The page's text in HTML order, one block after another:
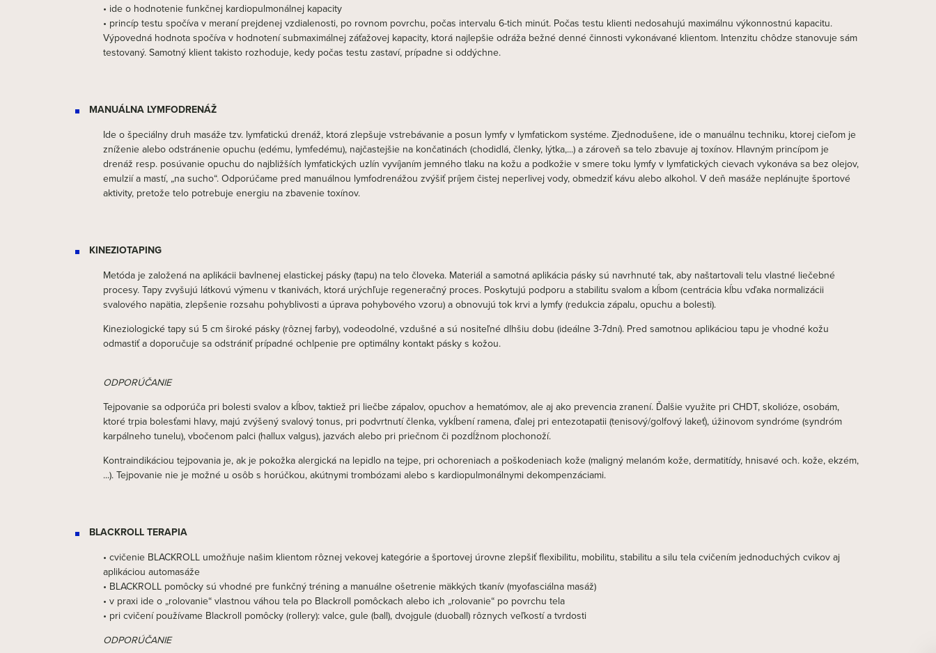
• ide o hodnotenie funkčnej kardiopulmonálnej kapacity
• princíp testu spočíva v meraní prejdenej vzdialenosti, po rovnom povrchu, počas intervalu 6-tich minút. Počas testu klienti nedosahujú maximálnu výkonnostnú kapacitu.
Výpovedná hodnota spočíva v hodnotení submaximálnej záťažovej kapacity, ktorá najlepšie odráža bežné denné činnosti vykonávané klientom. Intenzitu chôdze stanovuje sám
testovaný. Samotný klient takisto rozhoduje, kedy počas testu zastaví, prípadne si oddýchne.
MANUÁLNA LYMFODRENÁŽ
Ide o špeciálny druh masáže tzv. lymfatickú drenáž, ktorá zlepšuje vstrebávanie a posun lymfy v lymfatickom systéme. Zjednodušene, ide o manuálnu techniku, ktorej cieľom je
zníženie alebo odstránenie opuchu (edému, lymfedému), najčastejšie na končatinách (chodidlá, členky, lýtka,...) a zároveň sa telo zbavuje aj toxínov. Hlavným princípom je
drenáž resp. posúvanie opuchu do najbližších lymfatických uzlín vyvíjaním jemného tlaku na kožu a podkožie v smere toku lymfy v lymfatických cievach vykonáva sa bez olejov,
emulzií a mastí, „na sucho“. Odporúčame pred manuálnou lymfodrenážou zvýšiť príjem čistej neperlivej vody, obmedziť kávu alebo alkohol. V deň masáže neplánujte športové
aktivity, pretože telo potrebuje energiu na zbavenie toxínov.
KINEZIOTAPING
Metóda je založená na aplikácii bavlnenej elastickej pásky (tapu) na telo človeka. Materiál a samotná aplikácia pásky sú navrhnuté tak, aby naštartovali telu vlastné liečebné
procesy. Tapy zvyšujú látkovú výmenu v tkanivách, ktorá urýchľuje regeneračný proces. Poskytujú podporu a stabilitu svalom a kĺbom (centrácia kĺbu vďaka normalizácii
svalového napätia, zlepšenie rozsahu pohyblivosti a úprava pohybového vzoru) a obnovujú tok krvi a lymfy (redukcia zápalu, opuchu a bolesti).
Kineziologické tapy sú 5 cm široké pásky (rôznej farby), vodeodolné, vzdušné a sú nositeľné dlhšiu dobu (ideálne 3-7dní). Pred samotnou aplikáciou tapu je vhodné kožu
odmastiť a doporučuje sa odstrániť prípadné ochlpenie pre optimálny kontakt pásky s kožou.
ODPORÚČANIE
Tejpovanie sa odporúča pri bolesti svalov a kĺbov, taktiež pri liečbe zápalov, opuchov a hematómov, ale aj ako prevencia zranení. Ďalšie využite pri CHDT, skolióze, osobám,
ktoré trpia bolesťami hlavy, majú zvýšený svalový tonus, pri podvrtnutí členka, vykĺbení ramena, ďalej pri entezotapatii (tenisový/golfový lakeť), úžinovom syndróme (syndróm
karpálneho tunelu), vbočenom palci (hallux valgus), jazvách alebo pri priečnom či pozdĺžnom plochonoží.
Kontraindikáciou tejpovania je, ak je pokožka alergická na lepidlo na tejpe, pri ochoreniach a poškodeniach kože (maligný melanóm kože, dermatitídy, hnisavé och. kože, ekzém,
...). Tejpovanie nie je možné u osôb s horúčkou, akútnymi trombózami alebo s kardiopulmonálnymi dekompenzáciami.
BLACKROLL TERAPIA
• cvičenie BLACKROLL umožňuje našim klientom rôznej vekovej kategórie a športovej úrovne zlepšiť flexibilitu, mobilitu, stabilitu a silu tela cvičením jednoduchých cvikov aj
aplikáciou automasáže
• BLACKROLL pomôcky sú vhodné pre funkčný tréning a manuálne ošetrenie mäkkých tkanív (myofasciálna masáž)
• v praxi ide o „rolovanie“ vlastnou váhou tela po Blackroll pomôckach alebo ich „rolovanie“ po povrchu tela
• pri cvičení používame Blackroll pomôcky (rollery): valce, gule (ball), dvojgule (duoball) rôznych veľkostí a tvrdosti
ODPORÚČANIE